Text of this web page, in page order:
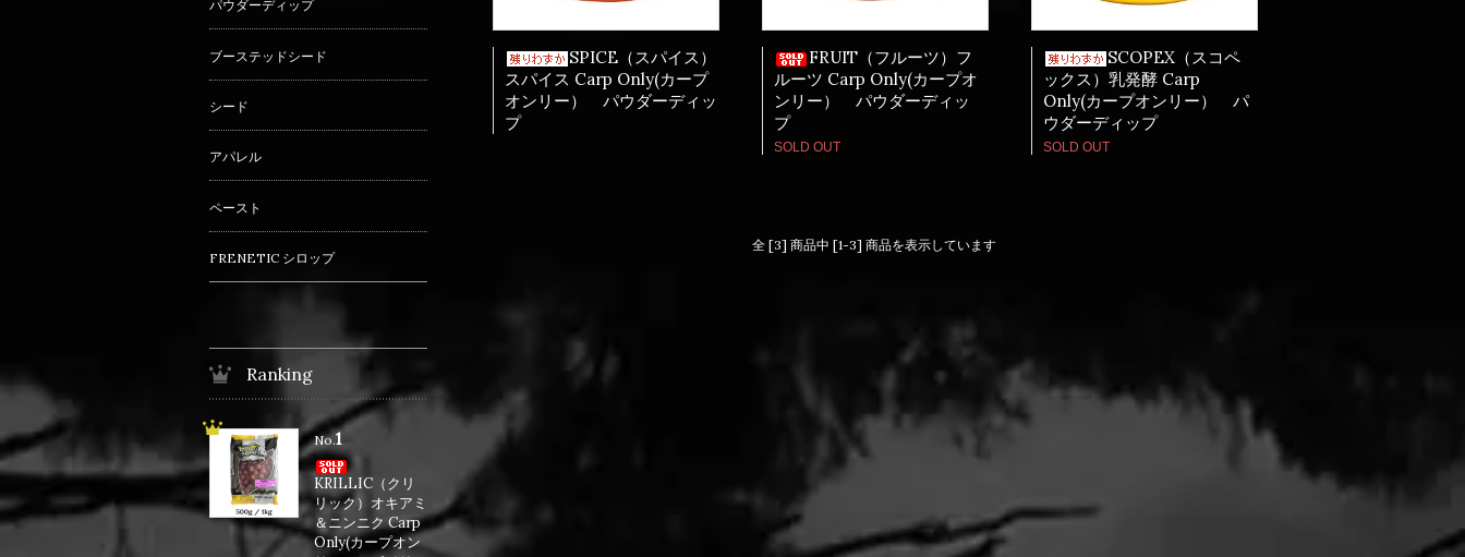
SPICE（スパイス）
スパイス Carp Only(カープ
オンリー） パウダーディッ
プ
FRUIT（フルーツ）フ
ルーツ Carp Only(カープオ
ンリー） パウダーディッ
プ
SOLD OUT
SCOPEX（スコペ
ックス）乳発酵 Carp
Only(カープオンリー） パ
ウダーディップ
SOLD OUT
全 [3] 商品中 [1-3] 商品を表示しています
パウダーディップ
ブーステッドシード
シード
アパレル
ペースト
FRENETIC シロップ
Ranking
No.1
KRILLIC（クリ
リック）オキアミ
＆ニンニク Carp
Only(カープオン